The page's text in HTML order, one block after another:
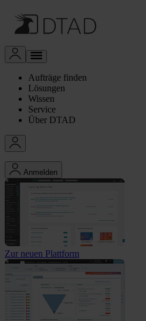
Aufträge finden
Lösungen
Wissen
Service
Über DTAD
Anmelden
Zur neuen Plattform